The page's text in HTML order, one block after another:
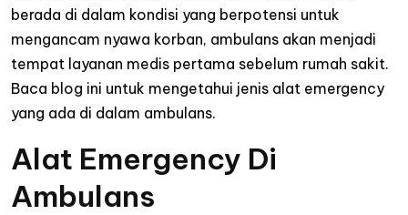
berada di dalam kondisi yang berpotensi untuk
mengancam nyawa korban, ambulans akan menjadi
tempat layanan medis pertama sebelum rumah sakit.
Baca blog ini untuk mengetahui jenis alat emergency
yang ada di dalam ambulans.
Alat Emergency Di
Ambulans